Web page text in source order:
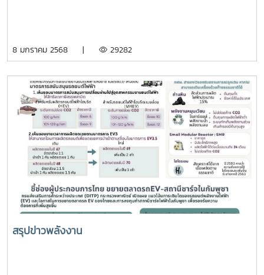
8 มกราคม 2568 | 29282
สรุปข่าวพลังงาน